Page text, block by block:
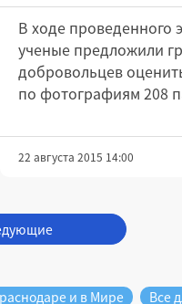
В ходе проведенного
ученые предложили
добровольцев
по фотографиям 208
22 августа 2015 14:00
и в Мире Все